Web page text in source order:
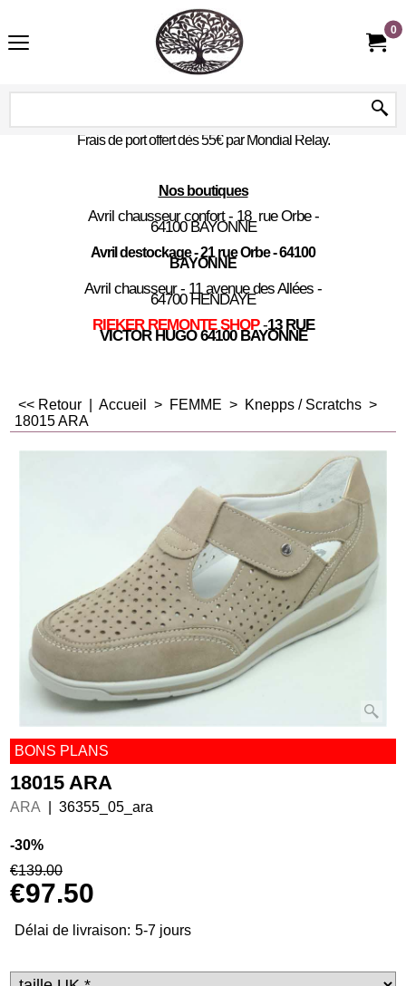
0
Frais de port offert dès 55€ par Mondial Relay.
Nos boutiques
Avril chausseur confort - 18 rue Orbe -
64100 BAYONNE
Avril destockage - 21 rue Orbe - 64100
BAYONNE
Avril chausseur - 11 avenue des Allées -
64700 HENDAYE
RIEKER REMONTE SHOP -13 RUE
VICTOR HUGO 64100 BAYONNE
<< Retour Accueil > FEMME > Knepps / Scratchs >
18015 ARA
BONS PLANS
18015 ARA
ARA 36355_05_ara
-30%
€139.00
€97.50
Délai de livraison: 5-7 jours